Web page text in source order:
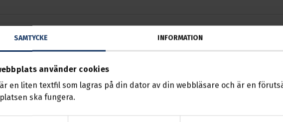
SAMTYCKE INFORMATION
använder cookies
en liten textfil som lagras på din dator av din webbläsare och är en
ska fungera.
Södra